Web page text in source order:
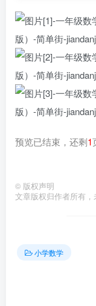
预览已结束，还剩1
© 版权声明
文章版权归作者所有，
小学数学